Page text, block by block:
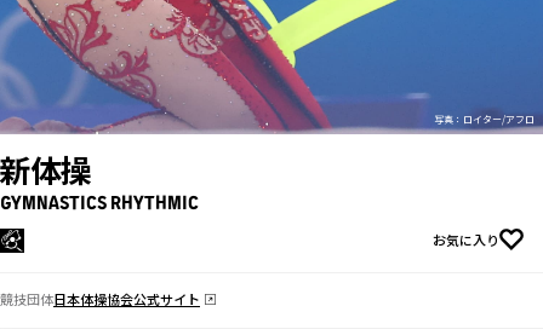
写真：ロイター/アフロ
新体操
GYMNASTICS RHYTHMIC
お気に入り
競技団体日本体操協会公式サイト